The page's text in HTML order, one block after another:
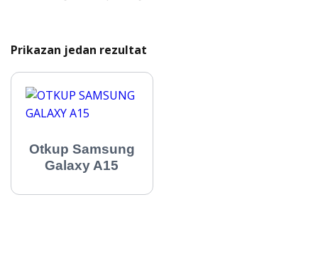
Prikazan jedan rezultat
Otkup Samsung
Galaxy A15